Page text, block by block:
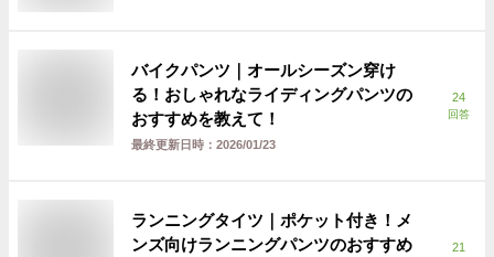
バイクパンツ｜オールシーズン穿け
る！おしゃれなライディングパンツの
おすすめを教えて！
最終更新日時： 2026/01/23
24
回答
ランニングタイツ｜ポケット付き！メ
ンズ向けランニングパンツのおすすめ
21